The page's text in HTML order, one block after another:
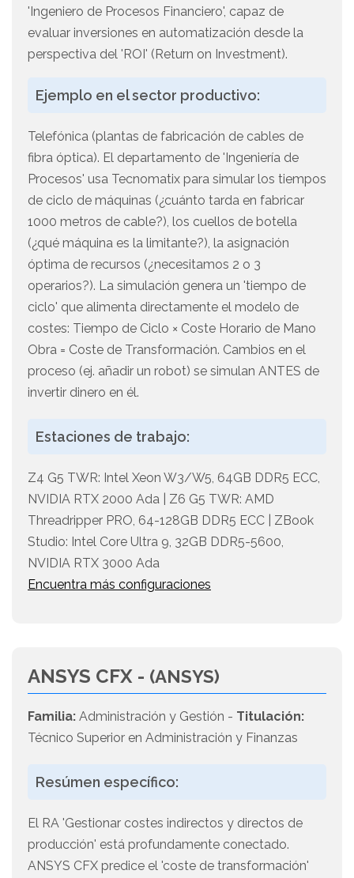
'Ingeniero de Procesos Financiero', capaz de
evaluar inversiones en automatización desde la
perspectiva del 'ROI' (Return on Investment).
Ejemplo en el sector productivo:
Telefónica (plantas de fabricación de cables de
fibra óptica). El departamento de 'Ingeniería de
Procesos' usa Tecnomatix para simular los tiempos
de ciclo de máquinas (¿cuánto tarda en fabricar
1000 metros de cable?), los cuellos de botella
(¿qué máquina es la limitante?), la asignación
óptima de recursos (¿necesitamos 2 o 3
operarios?). La simulación genera un 'tiempo de
ciclo' que alimenta directamente el modelo de
costes: Tiempo de Ciclo × Coste Horario de Mano
Obra = Coste de Transformación. Cambios en el
proceso (ej. añadir un robot) se simulan ANTES de
invertir dinero en él.
Estaciones de trabajo:
Z4 G5 TWR: Intel Xeon W3/W5, 64GB DDR5 ECC,
NVIDIA RTX 2000 Ada | Z6 G5 TWR: AMD
Threadripper PRO, 64-128GB DDR5 ECC | ZBook
Studio: Intel Core Ultra 9, 32GB DDR5-5600,
NVIDIA RTX 3000 Ada
Encuentra más configuraciones
ANSYS CFX - (ANSYS)
Familia: Administración y Gestión - Titulación:
Técnico Superior en Administración y Finanzas
Resúmen específico:
El RA 'Gestionar costes indirectos y directos de
producción' está profundamente conectado.
ANSYS CFX predice el 'coste de transformación'